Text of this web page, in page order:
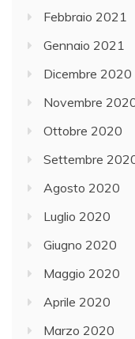
Febbraio 2021
Gennaio 2021
Dicembre 2020
Novembre
Ottobre 2020
Settembre
Agosto 2020
Luglio 2020
Giugno 2020
Maggio 2020
Aprile 2020
Marzo 2020